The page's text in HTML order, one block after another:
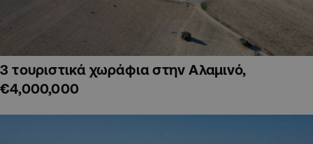
3 τουριστικά χωράφια στην Αλαμινό,
€4,000,000